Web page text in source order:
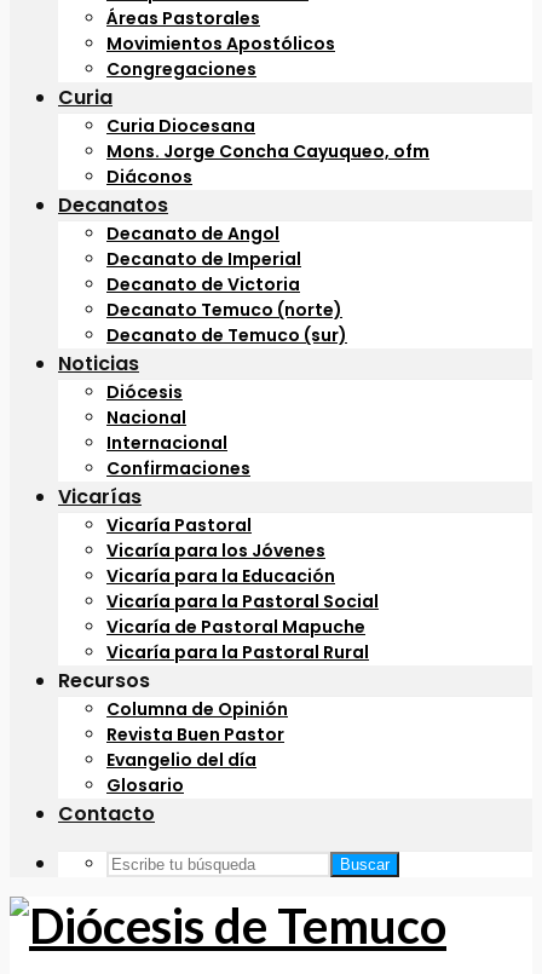
Áreas Pastorales
Movimientos Apostólicos
Congregaciones
Curia
Curia Diocesana
Mons. Jorge Concha Cayuqueo, ofm
Diáconos
Decanatos
Decanato de Angol
Decanato de Imperial
Decanato de Victoria
Decanato Temuco (norte)
Decanato de Temuco (sur)
Noticias
Diócesis
Nacional
Internacional
Confirmaciones
Vicarías
Vicaría Pastoral
Vicaría para los Jóvenes
Vicaría para la Educación
Vicaría para la Pastoral Social
Vicaría de Pastoral Mapuche
Vicaría para la Pastoral Rural
Recursos
Columna de Opinión
Revista Buen Pastor
Evangelio del día
Glosario
Contacto
Buscar